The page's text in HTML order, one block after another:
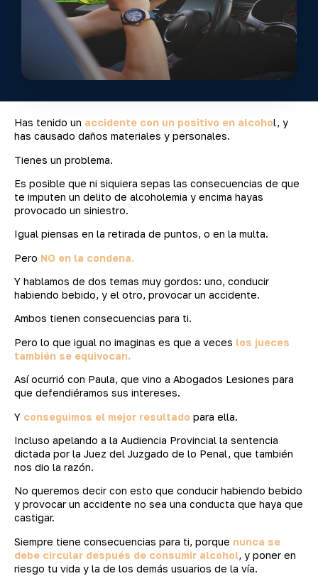
Has tenido un accidente con un positivo en alcohol, y
has causado daños materiales y personales.
Tienes un problema.
Es posible que ni siquiera sepas las consecuencias de que
te imputen un delito de alcoholemia y encima hayas
provocado un siniestro.
Igual piensas en la retirada de puntos, o en la multa.
Pero NO en la condena.
Y hablamos de dos temas muy gordos: uno, conducir
habiendo bebido, y el otro, provocar un accidente.
Ambos tienen consecuencias para ti.
Pero lo que igual no imaginas es que a veces los jueces
también se equivocan.
Así ocurrió con Paula, que vino a Abogados Lesiones para
que defendiéramos sus intereses.
Y conseguimos el mejor resultado para ella.
Incluso apelando a la Audiencia Provincial la sentencia
dictada por la Juez del Juzgado de lo Penal, que también
nos dio la razón.
No queremos decir con esto que conducir habiendo bebido
y provocar un accidente no sea una conducta que haya que
castigar.
Siempre tiene consecuencias para ti, porque nunca se
debe circular después de consumir alcohol, y poner en
riesgo tu vida y la de los demás usuarios de la vía.